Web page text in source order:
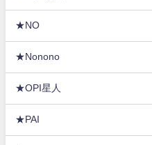
★NO
★Nonono
★OPI星人
★PAI